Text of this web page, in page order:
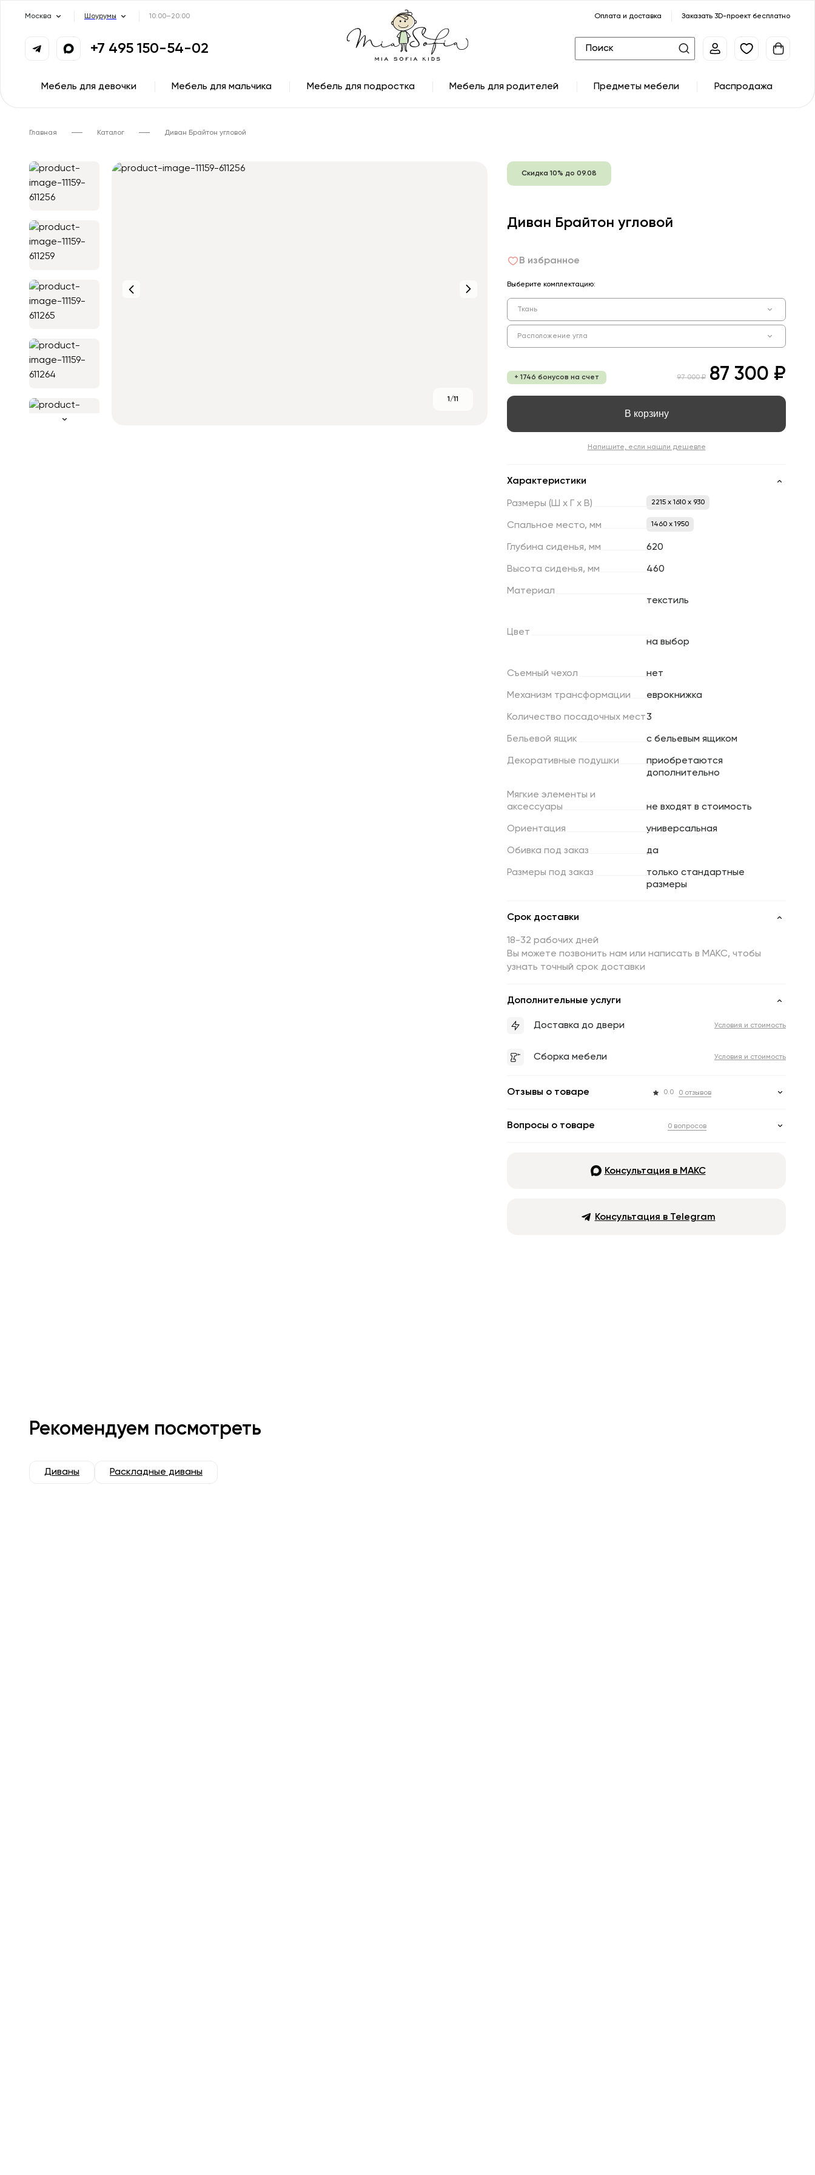
Москва Шоурумы 10:00–20:00 Оплата и доставка Заказать 3D-проект бесплатно
+7 495 150-54-02
Мебель для девочки Мебель для мальчика Мебель для подростка Мебель для родителей Предметы мебели Распродажа
Главная Каталог Диван Брайтон угловой
1/11
Скидка 10% до 09.08
Диван Брайтон угловой
В избранное
Выберите комплектацию:
Ткань
Расположение угла
+ 1746 бонусов на счет 97 000 ₽ 87 300 ₽
В корзину
Напишите, если нашли дешевле
Характеристики
Размеры (Ш х Г х В) 2215 x 1610 x 930
Спальное место, мм 1460 х 1950
Глубина сиденья, мм 620
Высота сиденья, мм 460
Материал
текстиль
Цвет
на выбор
Съемный чехол нет
Механизм трансформации еврокнижка
Количество посадочных мест3
Бельевой ящик с бельевым ящиком
Декоративные подушки
приобретаются
дополнительно
Мягкие элементы и
аксессуары
не входят в стоимость
Ориентация универсальная
Обивка под заказ да
Размеры под заказ
только стандартные
размеры
Срок доставки
18-32 рабочих дней
Вы можете позвонить нам или написать в МАКС, чтобы
узнать точный срок доставки
Дополнительные услуги
Доставка до двери Условия и стоимость
Сборка мебели Условия и стоимость
Отзывы о товаре 0.0 0 отзывов
Вопросы о товаре 0 вопросов
Консультация в МАКС
Консультация в Telegram
Рекомендуем посмотреть
Диваны Раскладные диваны